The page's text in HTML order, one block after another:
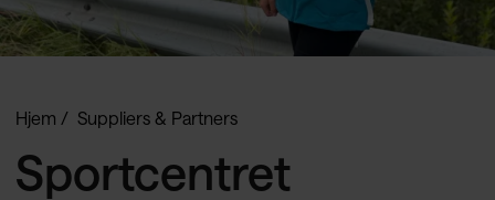
Hjem Suppliers & Partners
Sportcentret